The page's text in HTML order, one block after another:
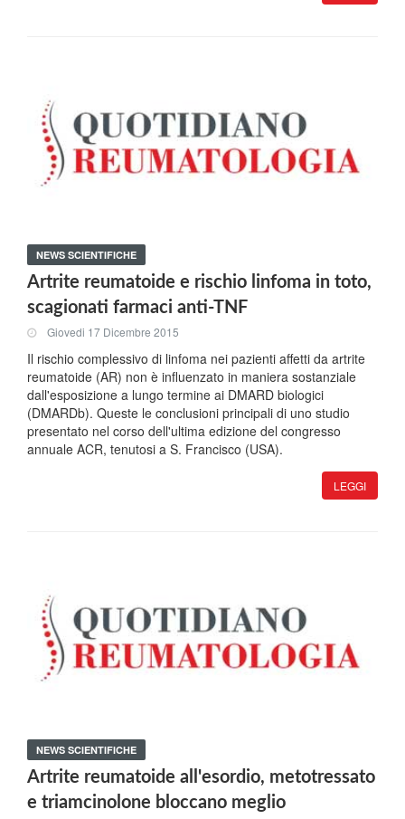
NEWS SCIENTIFICHE
Artrite reumatoide e rischio linfoma in toto,
scagionati farmaci anti-TNF
Giovedi 17 Dicembre 2015
Il rischio complessivo di linfoma nei pazienti affetti da artrite
reumatoide (AR) non è influenzato in maniera sostanziale
dall'esposizione a lungo termine ai DMARD biologici
(DMARDb). Queste le conclusioni principali di uno studio
presentato nel corso dell'ultima edizione del congresso
annuale ACR, tenutosi a S. Francisco (USA).
LEGGI
NEWS SCIENTIFICHE
Artrite reumatoide all'esordio, metotressato
e triamcinolone bloccano meglio